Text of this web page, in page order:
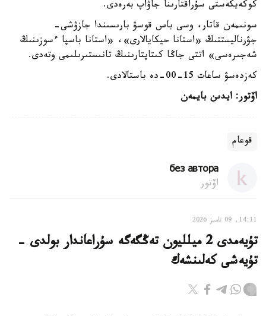
كوكەيكەستى سۇراقتارىنا جاۋاپ بەرەدى.
سونىمەن قاتار، وسى باس قوسۋ بارىسىندا جازۋشى-
جۋرناليستتىڭ «استانا حيكايالارى»، «استانا باسپا ءسوزىنىڭ
شەجىرەسى» اتتى جاڭا كىتاپتارىنىڭ تانىستىرىلىمى وتەدى.
كەزدەسۋ ساعات 15-00-دە باستالادى.
اۆتور: ايدىن بايمەن
قوعام
без автора
اۆتور
14:11, 09 تامىز 2026
تۇيەمدى 2 ميلليون تەڭگەگە سۇراعاندار بولدى -
تۇيەشى كەلىنشەك